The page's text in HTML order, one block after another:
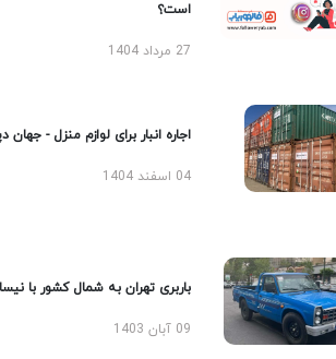
است؟
27 مرداد 1404
اجاره انبار برای لوازم منزل - جهان دپو
04 اسفند 1404
باربری تهران به شمال کشور با نیسان
09 آبان 1403